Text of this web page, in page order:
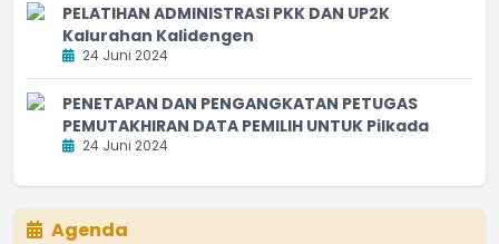
PELATIHAN ADMINISTRASI PKK DAN UP2K
Kalurahan Kalidengen
24 Juni 2024
PENETAPAN DAN PENGANGKATAN PETUGAS
PEMUTAKHIRAN DATA PEMILIH UNTUK Pilkada
24 Juni 2024
Agenda